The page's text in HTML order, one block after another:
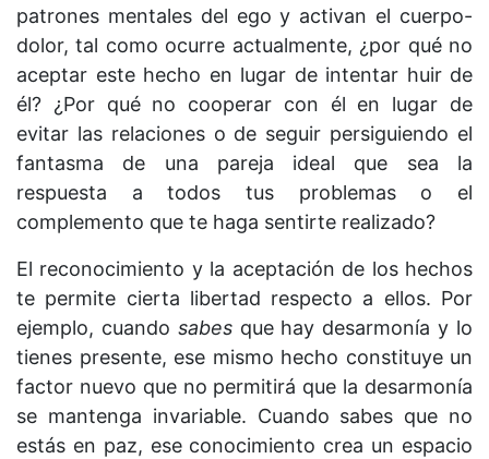
patrones mentales del ego y activan el cuerpo-
dolor, tal como ocurre actualmente, ¿por qué no
aceptar este hecho en lugar de intentar huir de
él? ¿Por qué no cooperar con él en lugar de
evitar las relaciones o de seguir persiguiendo el
fantasma de una pareja ideal que sea la
respuesta a todos tus problemas o el
complemento que te haga sentirte realizado?
El reconocimiento y la aceptación de los hechos
te permite cierta libertad respecto a ellos. Por
ejemplo, cuando sabes que hay desarmonía y lo
tienes presente, ese mismo hecho constituye un
factor nuevo que no permitirá que la desarmonía
se mantenga invariable. Cuando sabes que no
estás en paz, ese conocimiento crea un espacio